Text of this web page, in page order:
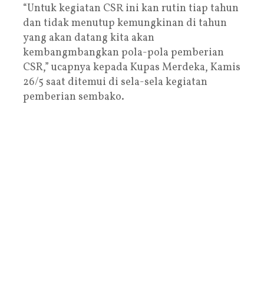
“Untuk kegiatan CSR ini kan rutin tiap tahun
dan tidak menutup kemungkinan di tahun
yang akan datang kita akan
kembangmbangkan pola-pola pemberian
CSR,” ucapnya kepada Kupas Merdeka, Kamis
26/5 saat ditemui di sela-sela kegiatan
pemberian sembako.